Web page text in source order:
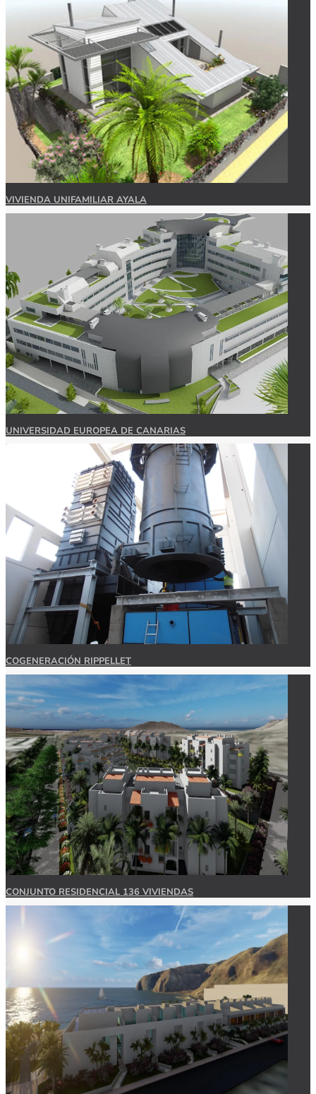
VIVIENDA UNIFAMILIAR AYALA
UNIVERSIDAD EUROPEA DE CANARIAS
COGENERACIÓN RIPPELLET
CONJUNTO RESIDENCIAL 136 VIVIENDAS